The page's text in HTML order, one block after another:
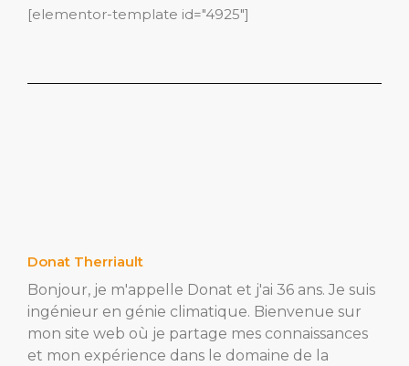
[elementor-template id="4925"]
Donat Therriault
Bonjour, je m'appelle Donat et j'ai 36 ans. Je suis
ingénieur en génie climatique. Bienvenue sur
mon site web où je partage mes connaissances
et mon expérience dans le domaine de la